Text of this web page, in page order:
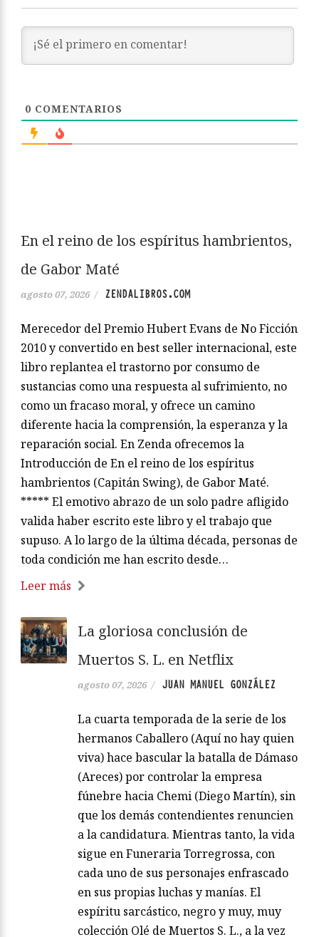
0 COMENTARIOS
En el reino de los espíritus hambrientos,
de Gabor Maté
agosto 07, 2026 / ZENDALIBROS.COM
Merecedor del Premio Hubert Evans de No Ficción
2010 y convertido en best seller internacional, este
libro replantea el trastorno por consumo de
sustancias como una respuesta al sufrimiento, no
como un fracaso moral, y ofrece un camino
diferente hacia la comprensión, la esperanza y la
reparación social. En Zenda ofrecemos la
Introducción de En el reino de los espíritus
hambrientos (Capitán Swing), de Gabor Maté.
***** El emotivo abrazo de un solo padre afligido
valida haber escrito este libro y el trabajo que
supuso. A lo largo de la última década, personas de
toda condición me han escrito desde…
Leer más
La gloriosa conclusión de
Muertos S. L. en Netflix
agosto 07, 2026 / JUAN MANUEL GONZÁLEZ
La cuarta temporada de la serie de los
hermanos Caballero (Aquí no hay quien
viva) hace bascular la batalla de Dámaso
(Areces) por controlar la empresa
fúnebre hacia Chemi (Diego Martín), sin
que los demás contendientes renuncien
a la candidatura. Mientras tanto, la vida
sigue en Funeraria Torregrossa, con
cada uno de sus personajes enfrascado
en sus propias luchas y manías. El
espíritu sarcástico, negro y muy, muy
colección Olé de Muertos S. L., a la vez